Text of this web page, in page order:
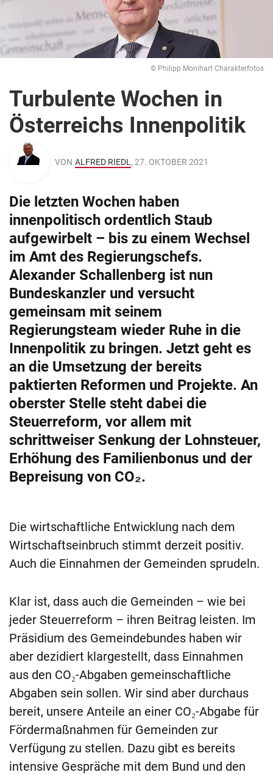
© Philipp Monihart Charakterfotos
Turbulente Wochen in
Österreichs Innenpolitik
VON ALFRED RIEDL , 27. OKTOBER 2021
Die letzten Wochen haben
innenpolitisch ordentlich Staub
aufgewirbelt – bis zu einem Wechsel
im Amt des Regierungschefs.
Alexander Schallenberg ist nun
Bundeskanzler und versucht
gemeinsam mit seinem
Regierungsteam wieder Ruhe in die
Innenpolitik zu bringen. Jetzt geht es
an die Umsetzung der bereits
paktierten Reformen und Projekte. An
oberster Stelle steht dabei die
Steuerreform, vor allem mit
schrittweiser Senkung der Lohnsteuer,
Erhöhung des Familienbonus und der
Bepreisung von CO₂.
Die wirtschaftliche Entwicklung nach dem
Wirtschaftseinbruch stimmt derzeit positiv.
Auch die Einnahmen der Gemein­den sprudeln.
Klar ist, dass auch die Gemeinden – wie bei
jeder Steuerreform – ihren Beitrag leisten. Im
Präsidium des Gemeindebundes haben wir
aber dezidiert klargestellt, dass Einnahmen
aus den CO₂-Abgaben gemeinschaftliche
Abgaben sein sollen. Wir sind aber durchaus
bereit, unsere Anteile an einer CO₂-Abgabe für
Fördermaßnahmen für Gemeinden zur
Verfügung zu stellen. Dazu gibt es bereits
intensive Gespräche mit dem Bund und den